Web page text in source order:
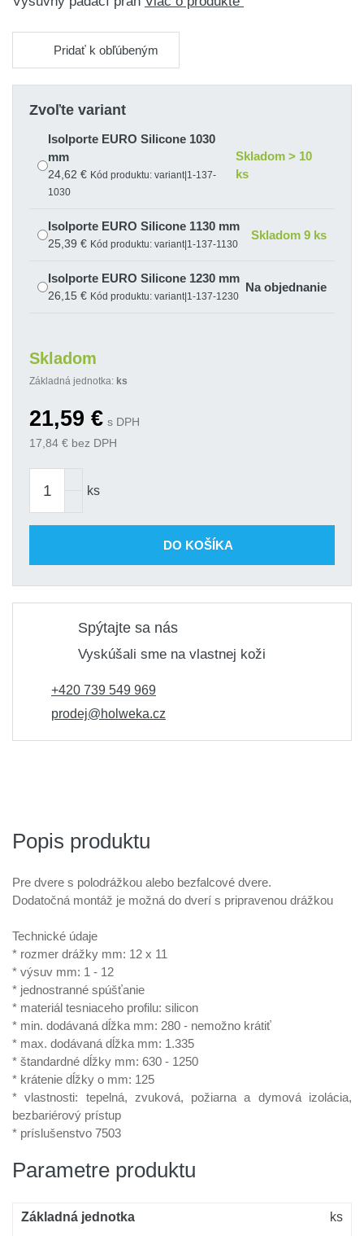
Pridať k obľúbeným
Zvoľte variant
Isolporte EURO Silicone 1030
mm
24,62 € Kód produktu: variant|1-137-
1030
Skladom > 10
ks
Isolporte EURO Silicone 1130 mm
25,39 € Kód produktu: variant|1-137-1130
Skladom 9 ks
Isolporte EURO Silicone 1230 mm
26,15 € Kód produktu: variant|1-137-1230
Na objednanie
Isolporte EURO Silicone 730 mm
0730
Isolporte EURO Silicone 830 mm
23,11 €
0830
Kód produktu: variant|1-137-
Skladom > 10
Skladom
Základná jednotka: ks
21,59 € s DPH
17,84 € bez DPH
ks
DO KOŠÍKA
Spýtajte sa nás
Vyskúšali sme na vlastnej koži
+420 739 549 969
prodej@holweka.cz
Popis produktu
Pre dvere s polodrážkou alebo bezfalcové dvere.
Dodatočná montáž je možná do dverí s pripravenou drážkou
Technické údaje
* rozmer drážky mm: 12 x 11
* výsuv mm: 1 - 12
* jednostranné spúšťanie
* materiál tesniaceho profilu: silicon
* min. dodávaná dĺžka mm: 280 - nemožno krátiť
* max. dodávaná dĺžka mm: 1.335
* štandardné dĺžky mm: 630 - 1250
* krátenie dĺžky o mm: 125
* vlastnosti: tepelná, zvuková, požiarna a dymová izolácia,
bezbariérový prístup
* príslušenstvo 7503
Parametre produktu
Základná jednotka ks